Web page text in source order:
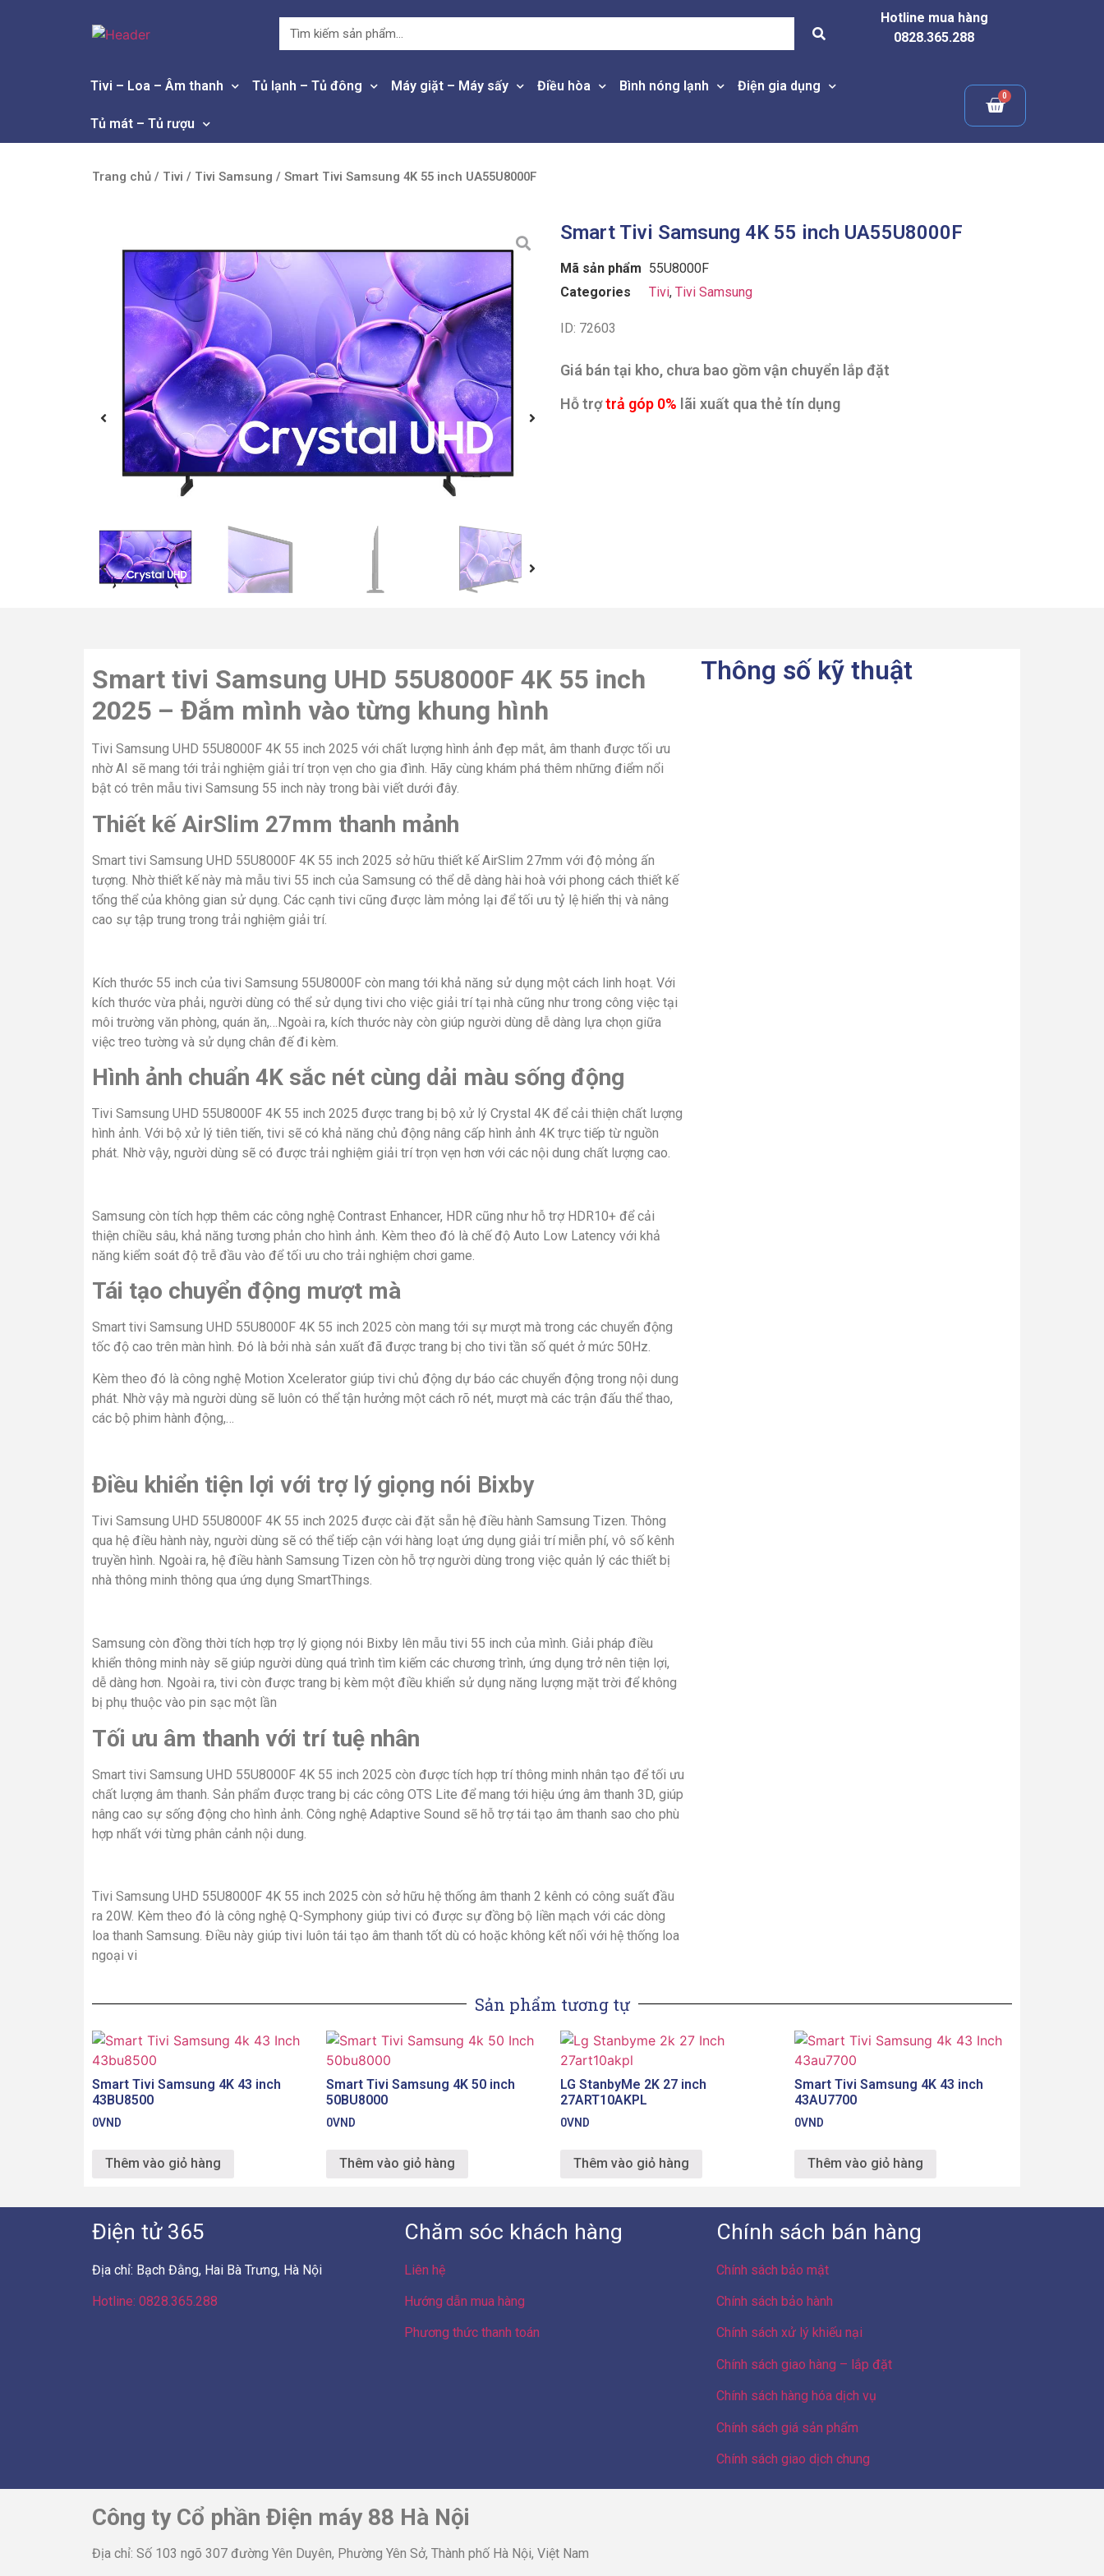
Hotline mua hàng
0828.365.288
Tivi – Loa – Âm thanh Tủ lạnh – Tủ đông Máy giặt – Máy sấy Điều hòa Bình nóng lạnh Điện gia dụng
Tủ mát – Tủ rượu
Trang chủ / Tivi / Tivi Samsung / Smart Tivi Samsung 4K 55 inch UA55U8000F
Smart Tivi Samsung 4K 55 inch UA55U8000F
Mã sản phẩm 55U8000F
Categories
Tivi, Tivi Samsung
ID: 72603
Giá bán tại kho, chưa bao gồm vận chuyển lắp đặt
Hỗ trợtrả góp 0% lãi xuất qua thẻ tín dụng
Smart tivi Samsung UHD 55U8000F 4K 55 inch
2025 – Đắm mình vào từng khung hình
Tivi Samsung UHD 55U8000F 4K 55 inch 2025 với chất lượng hình ảnh đẹp mắt, âm thanh được tối ưu
nhờ AI sẽ mang tới trải nghiệm giải trí trọn vẹn cho gia đình. Hãy cùng khám phá thêm những điểm nổi
bật có trên mẫu tivi Samsung 55 inch này trong bài viết dưới đây.
Thiết kế AirSlim 27mm thanh mảnh
Smart tivi Samsung UHD 55U8000F 4K 55 inch 2025 sở hữu thiết kế AirSlim 27mm với độ mỏng ấn
tượng. Nhờ thiết kế này mà mẫu tivi 55 inch của Samsung có thể dễ dàng hài hoà với phong cách thiết kế
tổng thể của không gian sử dụng. Các cạnh tivi cũng được làm mỏng lại để tối ưu tỷ lệ hiển thị và nâng
cao sự tập trung trong trải nghiệm giải trí.
Kích thước 55 inch của tivi Samsung 55U8000F còn mang tới khả năng sử dụng một cách linh hoạt. Với
kích thước vừa phải, người dùng có thể sử dụng tivi cho việc giải trí tại nhà cũng như trong công việc tại
môi trường văn phòng, quán ăn,…Ngoài ra, kích thước này còn giúp người dùng dễ dàng lựa chọn giữa
việc treo tường và sử dụng chân đế đi kèm.
Hình ảnh chuẩn 4K sắc nét cùng dải màu sống động
Tivi Samsung UHD 55U8000F 4K 55 inch 2025 được trang bị bộ xử lý Crystal 4K để cải thiện chất lượng
hình ảnh. Với bộ xử lý tiên tiến, tivi sẽ có khả năng chủ động nâng cấp hình ảnh 4K trực tiếp từ nguồn
phát. Nhờ vậy, người dùng sẽ có được trải nghiệm giải trí trọn vẹn hơn với các nội dung chất lượng cao.
Samsung còn tích hợp thêm các công nghệ Contrast Enhancer, HDR cũng như hỗ trợ HDR10+ để cải
thiện chiều sâu, khả năng tương phản cho hình ảnh. Kèm theo đó là chế độ Auto Low Latency với khả
năng kiểm soát độ trễ đầu vào để tối ưu cho trải nghiệm chơi game.
Tái tạo chuyển động mượt mà
Smart tivi Samsung UHD 55U8000F 4K 55 inch 2025 còn mang tới sự mượt mà trong các chuyển động
tốc độ cao trên màn hình. Đó là bởi nhà sản xuất đã được trang bị cho tivi tần số quét ở mức 50Hz.
Kèm theo đó là công nghệ Motion Xcelerator giúp tivi chủ động dự báo các chuyển động trong nội dung
phát. Nhờ vậy mà người dùng sẽ luôn có thể tận hưởng một cách rõ nét, mượt mà các trận đấu thể thao,
các bộ phim hành động,…
Điều khiển tiện lợi với trợ lý giọng nói Bixby
Tivi Samsung UHD 55U8000F 4K 55 inch 2025 được cài đặt sẵn hệ điều hành Samsung Tizen. Thông
qua hệ điều hành này, người dùng sẽ có thể tiếp cận với hàng loạt ứng dụng giải trí miễn phí, vô số kênh
truyền hình. Ngoài ra, hệ điều hành Samsung Tizen còn hỗ trợ người dùng trong việc quản lý các thiết bị
nhà thông minh thông qua ứng dụng SmartThings.
Samsung còn đồng thời tích hợp trợ lý giọng nói Bixby lên mẫu tivi 55 inch của mình. Giải pháp điều
khiển thông minh này sẽ giúp người dùng quá trình tìm kiếm các chương trình, ứng dụng trở nên tiện lợi,
dễ dàng hơn. Ngoài ra, tivi còn được trang bị kèm một điều khiển sử dụng năng lượng mặt trời để không
bị phụ thuộc vào pin sạc một lần
Tối ưu âm thanh với trí tuệ nhân
Smart tivi Samsung UHD 55U8000F 4K 55 inch 2025 còn được tích hợp trí thông minh nhân tạo để tối ưu
chất lượng âm thanh. Sản phẩm được trang bị các công OTS Lite để mang tới hiệu ứng âm thanh 3D, giúp
nâng cao sự sống động cho hình ảnh. Công nghệ Adaptive Sound sẽ hỗ trợ tái tạo âm thanh sao cho phù
hợp nhất với từng phân cảnh nội dung.
Tivi Samsung UHD 55U8000F 4K 55 inch 2025 còn sở hữu hệ thống âm thanh 2 kênh có công suất đầu
ra 20W. Kèm theo đó là công nghệ Q-Symphony giúp tivi có được sự đồng bộ liền mạch với các dòng
loa thanh Samsung. Điều này giúp tivi luôn tái tạo âm thanh tốt dù có hoặc không kết nối với hệ thống loa
ngoại vi
Thông số kỹ thuật
Sản phẩm tương tự
Smart Tivi Samsung 4K 43 inch
43BU8500
0VND
Thêm vào giỏ hàng
Smart Tivi Samsung 4K 50 inch
50BU8000
0VND
Thêm vào giỏ hàng
LG StanbyMe 2K 27 inch
27ART10AKPL
0VND
Thêm vào giỏ hàng
Smart Tivi Samsung 4K 43 inch
43AU7700
0VND
Thêm vào giỏ hàng
Điện tử 365
Địa chỉ: Bạch Đằng, Hai Bà Trưng, Hà Nội
Hotline: 0828.365.288
Chăm sóc khách hàng
Liên hệ
Hướng dẫn mua hàng
Phương thức thanh toán
Chính sách bán hàng
Chính sách bảo mật
Chính sách bảo hành
Chính sách xử lý khiếu nại
Chính sách giao hàng – lắp đặt
Chính sách hàng hóa dịch vụ
Chính sách giá sản phẩm
Chính sách giao dịch chung
Công ty Cổ phần Điện máy 88 Hà Nội
Địa chỉ: Số 103 ngõ 307 đường Yên Duyên, Phường Yên Sở, Thành phố Hà Nội, Việt Nam